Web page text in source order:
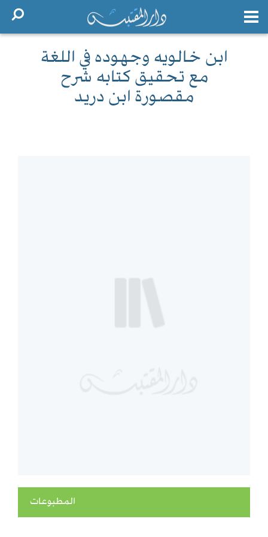
ابن خالويه وجهوده في اللغة
مع تحقيق كتابه شرح
مقصورة ابن دريد
المطبوعات